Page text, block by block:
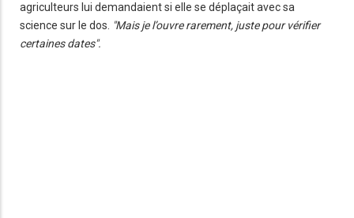
agriculteurs lui demandaient si elle se déplaçait avec sa
science sur le dos. "Mais je l’ouvre rarement, juste pour vérifier
certaines dates".